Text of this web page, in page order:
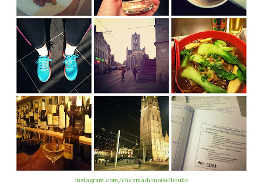
instagram.com/chezmademoisellejulie